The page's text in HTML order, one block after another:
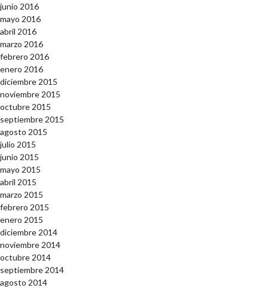
junio 2016
mayo 2016
abril 2016
marzo 2016
febrero 2016
enero 2016
diciembre 2015
noviembre 2015
octubre 2015
septiembre 2015
agosto 2015
julio 2015
junio 2015
mayo 2015
abril 2015
marzo 2015
febrero 2015
enero 2015
diciembre 2014
noviembre 2014
octubre 2014
septiembre 2014
agosto 2014